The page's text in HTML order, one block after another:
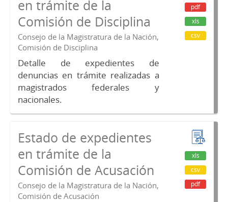
en trámite de la
Comisión de Disciplina
Consejo de la Magistratura de la Nación,
Comisión de Disciplina
Detalle de expedientes de
denuncias en trámite realizadas a
magistrados federales y
nacionales.
pdf
xls
csv
Estado de expedientes
en trámite de la
Comisión de Acusación
Consejo de la Magistratura de la Nación,
Comisión de Acusación
xls
csv
pdf